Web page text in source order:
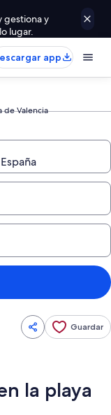
gestiona y
lugar.
app
de Valencia
Guardar
la playa